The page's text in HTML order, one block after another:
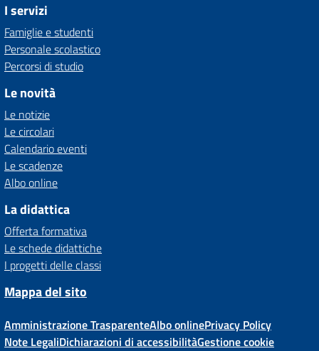
I servizi
Famiglie e studenti
Personale scolastico
Percorsi di studio
Le novità
Le notizie
Le circolari
Calendario eventi
Le scadenze
Albo online
La didattica
Offerta formativa
Le schede didattiche
I progetti delle classi
Mappa del sito
Amministrazione TrasparenteAlbo onlinePrivacy Policy
Note LegaliDichiarazioni di accessibilitàGestione cookie